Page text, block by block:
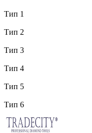
Тип 1
Тип 2
Тип 3
Тип 4
Тип 5
Тип 6